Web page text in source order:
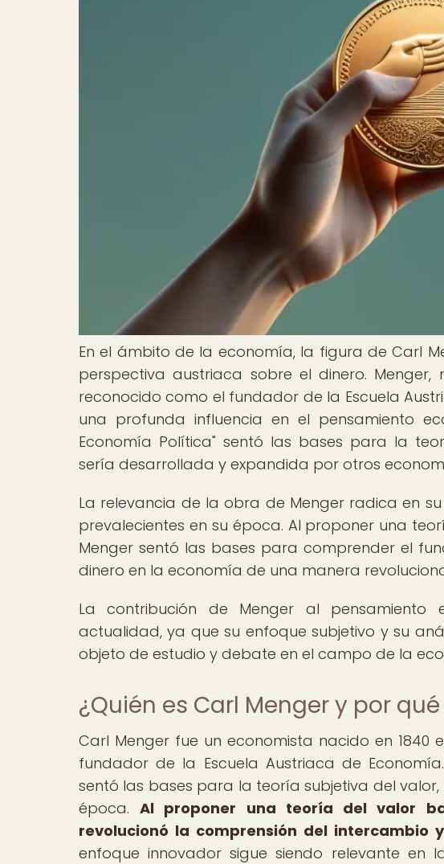
En el ámbito de la economía, la figura de Carl
perspectiva austriaca sobre el dinero. Menger,
reconocido como el fundador de la Escuela
una profunda influencia en el pensamiento
Economía Política" sentó las bases para la
sería desarrollada y expandida por otros
La relevancia de la obra de Menger radica en
prevalecientes en su época. Al proponer una
Menger sentó las bases para comprender el
dinero en la economía de una manera
La contribución de Menger al pensamiento
actualidad, ya que su enfoque subjetivo y su
objeto de estudio y debate en el campo de la
¿Quién es Carl Menger y por
Carl Menger fue un economista nacido en 1840
fundador de la Escuela Austriaca de
sentó las bases para la teoría subjetiva del
época.Al proponer una teoría del valor
revolucionó la comprensión del intercambio
enfoque innovador sigue siendo relevante